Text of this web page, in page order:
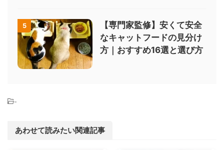
5
【専門家監修】安くて安全
なキャットフードの見分け
方｜おすすめ16選と選び方
-
あわせて読みたい関連記事